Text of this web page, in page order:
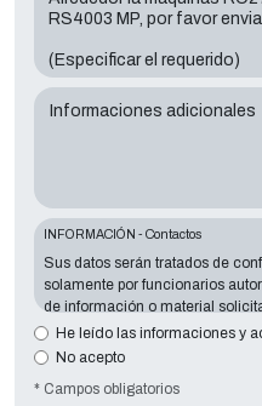
Informaciones adicionales
INFORMACIÓN - Contactos
Sus datos serán tratados de
solamente por funcionarios
de información o material
esencial en relación con la
harán imposible contactar con
Via A. Dominutti, 6 37135 (VR)
He leído las informaciones y
No acepto
* Campos obligatorios